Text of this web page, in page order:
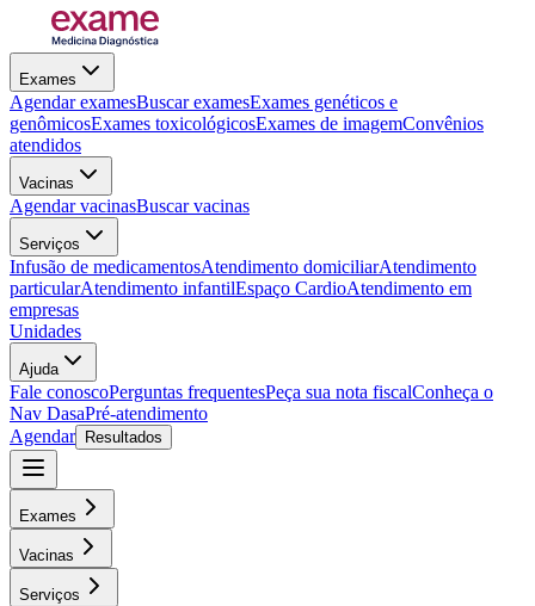
Exames
Agendar examesBuscar examesExames genéticos e
genômicosExames toxicológicosExames de imagemConvênios
atendidos
Vacinas
Agendar vacinasBuscar vacinas
Serviços
Infusão de medicamentosAtendimento domiciliarAtendimento
particularAtendimento infantilEspaço CardioAtendimento em
empresas
Unidades
Ajuda
Fale conoscoPerguntas frequentesPeça sua nota fiscalConheça o
Nav DasaPré-atendimento
Agendar
Resultados
Exames
Vacinas
Serviços